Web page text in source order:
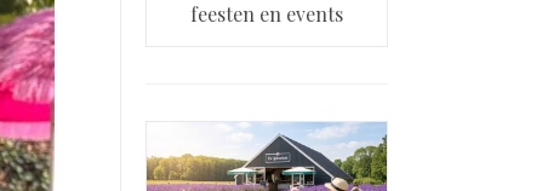
feesten en events